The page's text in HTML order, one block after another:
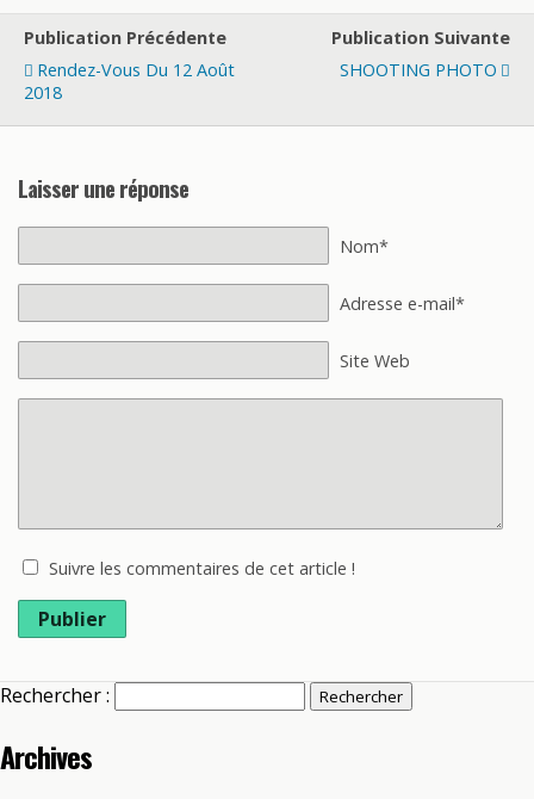
Publication Précédente
Rendez-Vous Du 12 Août
2018
Publication Suivante
SHOOTING PHOTO
Laisser une réponse
Nom*
Adresse e-mail*
Site Web
Suivre les commentaires de cet article !
Publier
Rechercher :
Archives